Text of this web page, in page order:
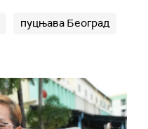
пуцњава Београд